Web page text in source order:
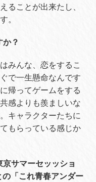
ることが出来たし、
。
？
みんな、恋をするこ
で一生懸命なんです
帰ってゲームをする
感よりも羨ましいな
キャラクターたちに
もらっている感じか
サマーセッッショ
「これ青春アンダー